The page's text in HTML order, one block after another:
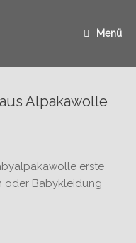
Menü
Alpakawolle
erste
oder Babykleidung